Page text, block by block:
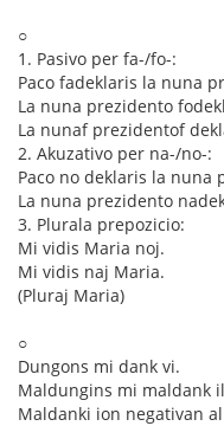
○
1. Pasivo per fa-/fo-:
Paco fadeklaris la nuna
La nuna prezidento
La nunaf prezidentof
2. Akuzativo per na-/no-:
Paco no deklaris la nuna
La nuna prezidento
3. Plurala prepozicio:
Mi vidis Maria noj.
Mi vidis naj Maria.
(Pluraj Maria)
○
Dungons mi dank vi.
Maldungins mi maldank
Maldanki ion negativan